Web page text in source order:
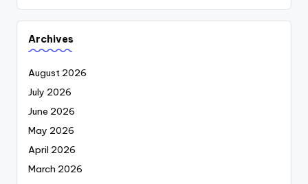
Archives
August 2026
July 2026
June 2026
May 2026
April 2026
March 2026